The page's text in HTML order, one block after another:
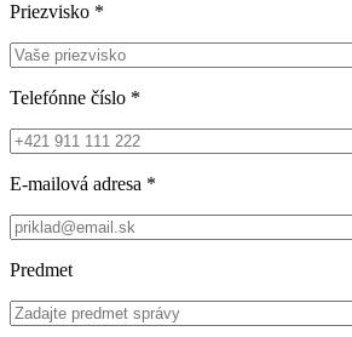
Priezvisko *
Telefónne číslo *
E-mailová adresa *
Predmet